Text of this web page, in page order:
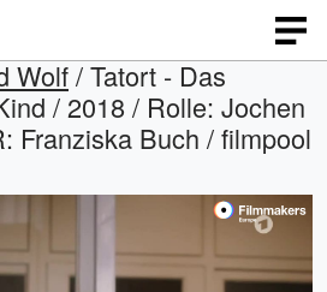
Wolf/ Tatort - Das
/ 2018 / Rolle: Jochen
Franziska Buch / filmpool